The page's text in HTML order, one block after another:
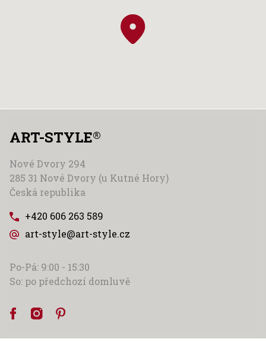
ART-STYLE®
Nové Dvory 294
285 31 Nové Dvory (u Kutné Hory)
Česká republika
+420 606 263 589
art-style@art-style.cz
Po-Pá: 9:00 - 15:30
So: po předchozí domluvě